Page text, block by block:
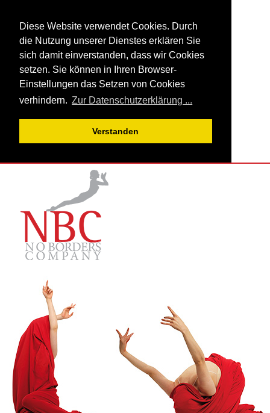
Diese Website verwendet Cookies. Durch
die Nutzung unserer Dienstes erklären Sie
sich damit einverstanden, dass wir Cookies
setzen. Sie können in Ihren Browser-
Einstellungen das Setzen von Cookies
verhindern. Zur Datenschutzerklärung ...
Verstanden